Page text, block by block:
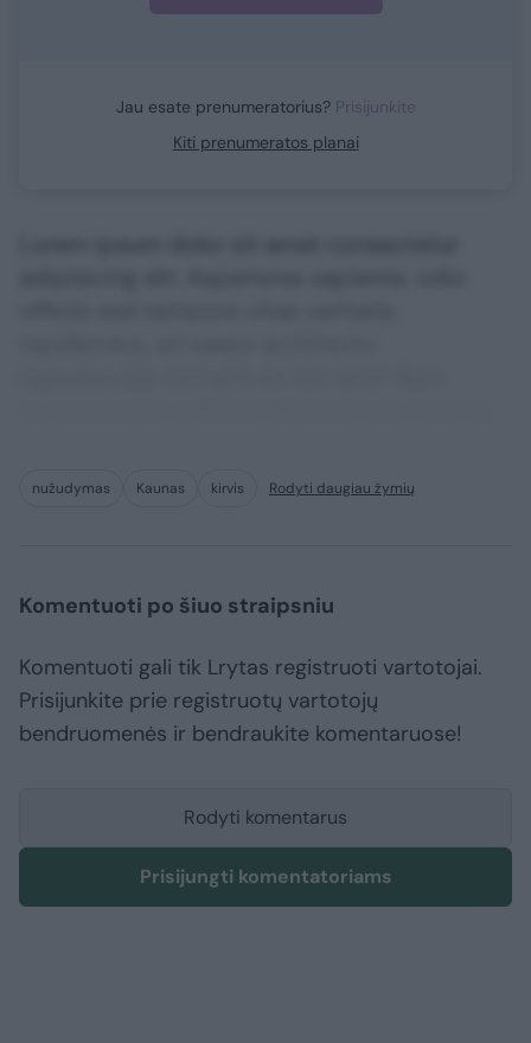
Jau esate prenumeratorius? Prisijunkite
Kiti prenumeratos planai
nužudymas Kaunas kirvis Rodyti daugiau žymių
Komentuoti po šiuo straipsniu
Komentuoti gali tik Lrytas registruoti vartotojai.
Prisijunkite prie registruotų vartotojų
bendruomenės ir bendraukite komentaruose!
Rodyti komentarus
Prisijungti komentatoriams